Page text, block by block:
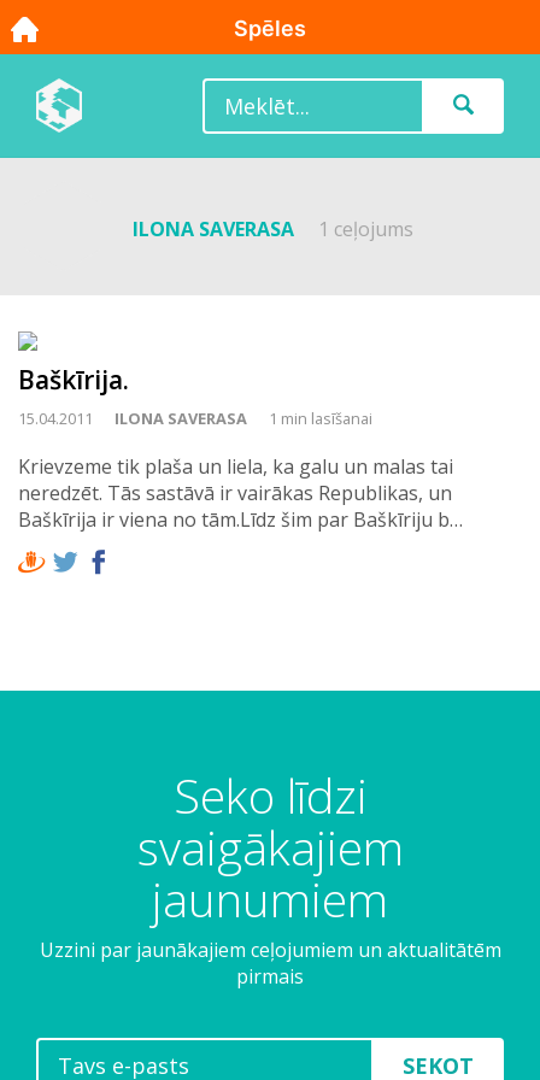
ILONA SAVERASA 1 ceļojums
Baškīrija.
15.04.2011 ILONA SAVERASA 1 min lasīšanai
Krievzeme tik plaša un liela, ka galu un malas tai
neredzēt. Tās sastāvā ir vairākas Republikas, un
Baškīrija ir viena no tām.Līdz šim par Baškīriju b…
Seko līdzi
svaigākajiem
jaunumiem
Uzzini par jaunākajiem ceļojumiem un aktualitātēm
pirmais
SEKOT